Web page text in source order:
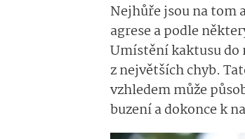
Nejhůře jsou na tom
agrese a podle
Umístění kaktusu do
z největších chyb.
vzhledem může
buzení a dokonce k